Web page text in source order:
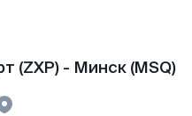
(ZXP) - Минск (MSQ)